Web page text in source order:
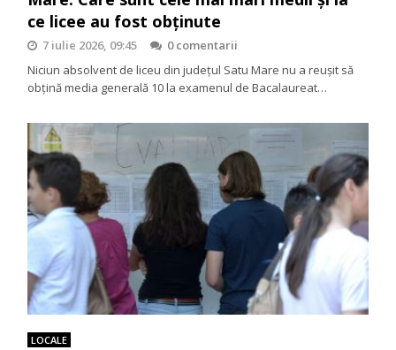
ce licee au fost obținute
7 iulie 2026, 09:45
0 comentarii
Niciun absolvent de liceu din județul Satu Mare nu a reușit să
obțină media generală 10 la examenul de Bacalaureat…
LOCALE